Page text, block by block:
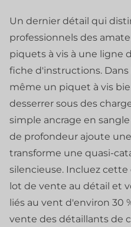
Un dernier détail qui
professionnels des
piquets à vis à une ligne
fiche d'instructions.
même un piquet à vis
desserrer sous des
simple ancrage en
de profondeur ajoute
transforme une quasi-
silencieuse. Incluez
lot de vente au détail et
liés au vent d'environ 30
vente des détaillants de